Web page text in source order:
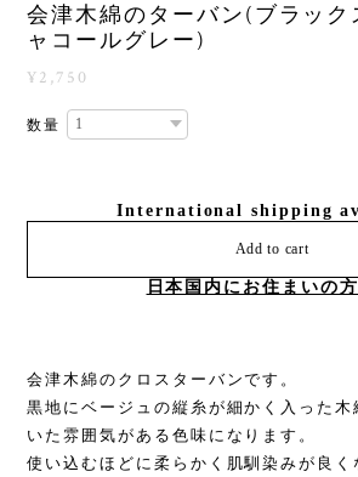
会津木綿のターバン(ブラック
ャコールグレー)
¥2,750
数量
International shipping
Add to cart
日本国内にお住まいの
会津木綿のクロスターバンです。
黒地にベージュの縦糸が細かく入った木
いた雰囲気がある色味になります。
使い込むほどに柔らかく肌馴染みが良く